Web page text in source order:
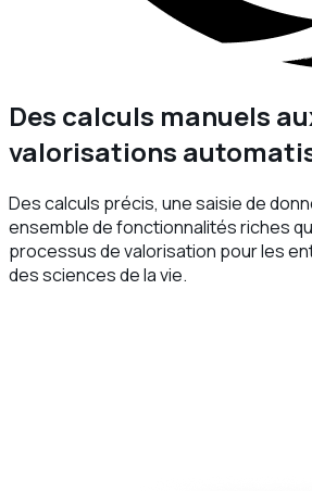
Des calculs manuels
valorisations
Des calculs précis, une saisie de
ensemble de fonctionnalités riches
processus de valorisation pour les
des sciences de la vie.